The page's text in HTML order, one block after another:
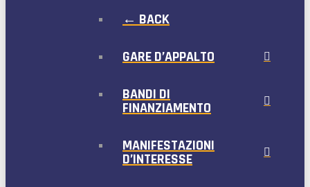
← BACK
GARE D’APPALTO
BANDI DI
FINANZIAMENTO
MANIFESTAZIONI
D’INTERESSE